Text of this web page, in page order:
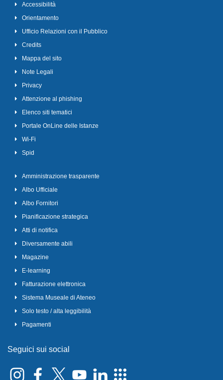
Accessibilità
Orientamento
Ufficio Relazioni con il Pubblico
Credits
Mappa del sito
Note Legali
Privacy
Attenzione al phishing
Elenco siti tematici
Portale OnLine delle Istanze
Wi-Fi
Spid
Amministrazione trasparente
Albo Ufficiale
Albo Fornitori
Pianificazione strategica
Atti di notifica
Diversamente abili
Magazine
E-learning
Fatturazione elettronica
Sistema Museale di Ateneo
Solo testo / alta leggibilità
Pagamenti
Seguici sui social